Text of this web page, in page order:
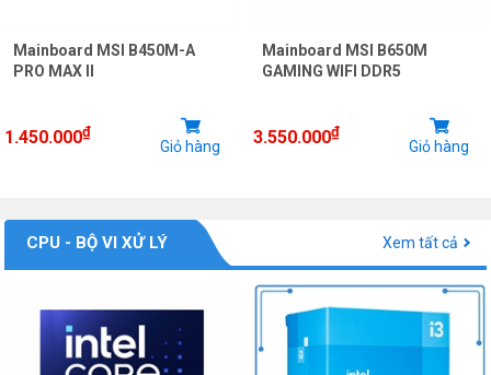
Mainboard MSI B450M-A
PRO MAX II
1.450.000₫
Giỏ hàng
Mainboard MSI B650M
GAMING WIFI DDR5
3.550.000₫
Giỏ hàng
CPU - BỘ VI XỬ LÝ Xem tất cả